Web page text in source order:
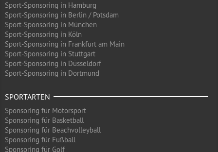
Sport-Sponsoring in Hamburg
Sport-Sponsoring in Berlin / Potsdam
Sport-Sponsoring in München
Sport-Sponsoring in Köln
Sport-Sponsoring in Frankfurt am Main
Sport-Sponsoring in Stuttgart
Sport-Sponsoring in Düsseldorf
Sport-Sponsoring in Dortmund
SPORTARTEN
Sponsoring für Motorsport
Sponsoring für Basketball
Sponsoring für Beachvolleyball
Sponsoring für Fußball
Sponsoring für Golf